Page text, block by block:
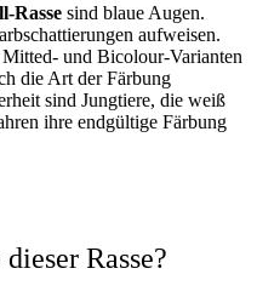
Rasse sind blaue Augen.
aufweisen.
und Bicolour-Varianten
die Art der Färbung
sind Jungtiere, die weiß
ihre endgültige Färbung
Rasse?